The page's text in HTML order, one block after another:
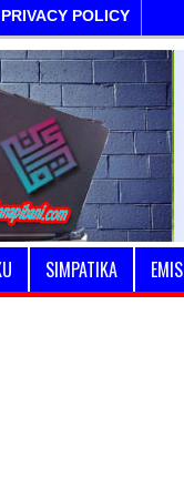
PRIVACY POLICY
SIMPATIKA EMIS